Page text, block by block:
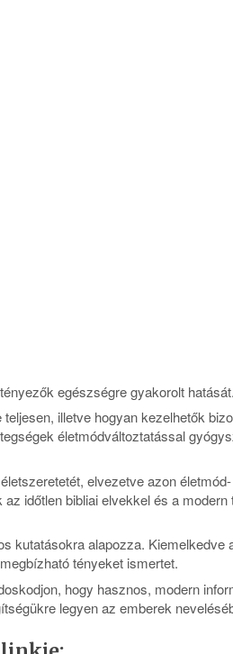
egészségre gyakorolt hatását.
illetve hogyan kezelhetők
életmódváltoztatással
elvezetve azon életmód-
időtlen bibliai elvekkel és a modern
kutatásokra alapozza. Kiemelkedve
tényeket ismertet.
hogy hasznos, modern
legyen az emberek